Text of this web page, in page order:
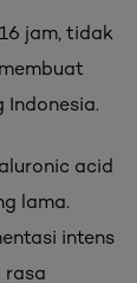
jam, tidak
acid
lama.
intens
rasa